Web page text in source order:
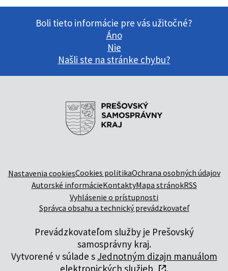
Boli tieto informácie pre vás užitočné?
Áno
Nie
Našli ste na stránke chybu?
Nastavenia cookiesCookies politikaOchrana osobných údajov
Autorské informácieKontaktyMapa stránokRSS
Vyhlásenie o prístupnosti
Správca obsahu a technický prevádzkovateľ
Prevádzkovateľom služby je Prešovský
samosprávny kraj.
Vytvorené v súlade s Jednotným dizajn manuálom